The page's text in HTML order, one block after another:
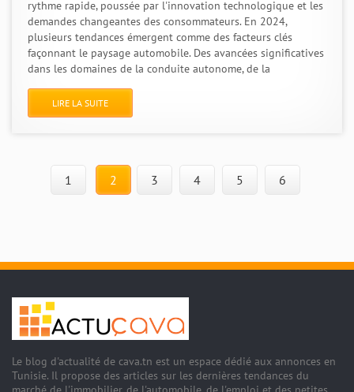
rythme rapide, poussée par l'innovation technologique et les
demandes changeantes des consommateurs. En 2024,
plusieurs tendances émergent comme des facteurs clés
façonnant le paysage automobile. Des avancées significatives
dans les domaines de la conduite autonome, de la
LIRE LA SUITE
1 2 3 4 5 6
Le blog d'actualité de cava.tn est un espace dédié aux annonces en
Tunisie. Il propose des articles sur les dernières tendances du